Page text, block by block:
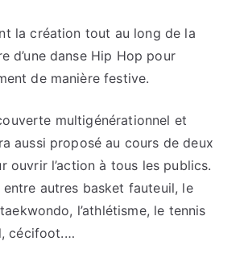
la création tout au long de la
d’une danse Hip Hop pour
de manière festive.
multigénérationnel et
aussi proposé au cours de deux
ouvrir l’action à tous les publics.
autres basket fauteuil, le
l’athlétisme, le tennis
cécifoot.…